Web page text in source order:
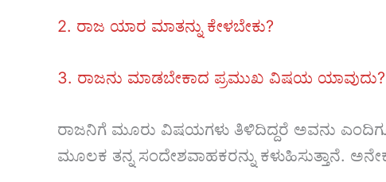
2. ರಾಜ ಯಾರ ಮಾತನ್ನು ಕೇಳಬೇಕು?
3. ರಾಜನು ಮಾಡಬೇಕಾದ ಪ್ರಮುಖ ವಿಷಯ ಯಾವುದು?
ರಾಜನಿಗೆ ಮೂರು ವಿಷಯಗಳು ತಿಳಿದಿದ್ದರೆ ಅವನು ಎಂದಿಗೂ
ಮೂಲಕ ತನ್ನ ಸಂದೇಶವಾಹಕರನ್ನು ಕಳುಹಿಸುತ್ತಾನೆ.